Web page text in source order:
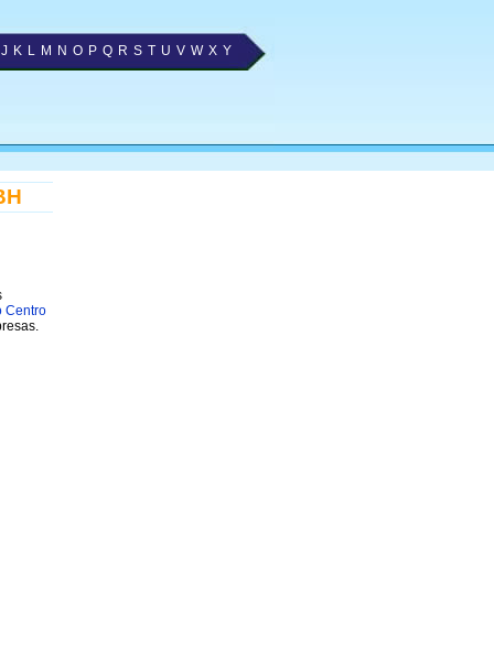
J K L M N O P Q R S T U V W X Y
Centro